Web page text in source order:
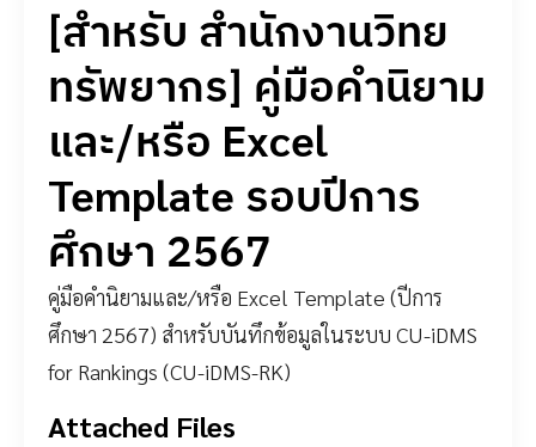
[สำหรับ สำนักงานวิทย
ทรัพยากร] คู่มือคำนิยาม
และ/หรือ Excel
Template รอบปีการ
ศึกษา 2567
คู่มือคำนิยามและ/หรือ Excel Template (ปีการ
ศึกษา 2567) สำหรับบันทึกข้อมูลในระบบ CU-iDMS
for Rankings (CU-iDMS-RK)
Attached Files